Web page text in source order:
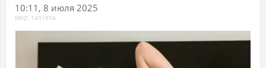
10:11, 8 июля 2025
MKZ: 1491894